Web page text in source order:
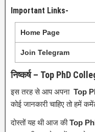
Important Links-
Home Page
Join Telegram
निष्कर्ष – Top PhD
इस तरह से आप अपना Top
कोई जानकारी चाहिए तो हमें
दोस्तों यह थी आज कीTop